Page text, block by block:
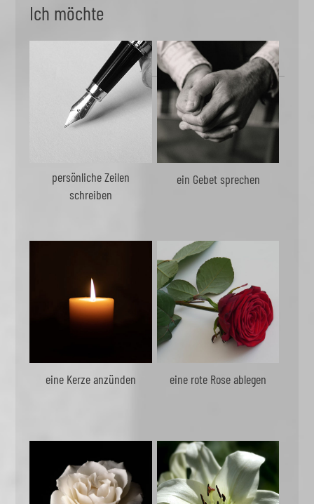
Ich möchte
persönliche Zeilen
schreiben
ein Gebet sprechen
eine Kerze anzünden eine rote Rose ablegen